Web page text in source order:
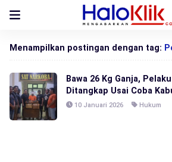
Menampilkan postingan dengan tag:
Bawa 26 Kg Ganja,
Ditangkap Usai Coba
10 Januari 2026 Hukum